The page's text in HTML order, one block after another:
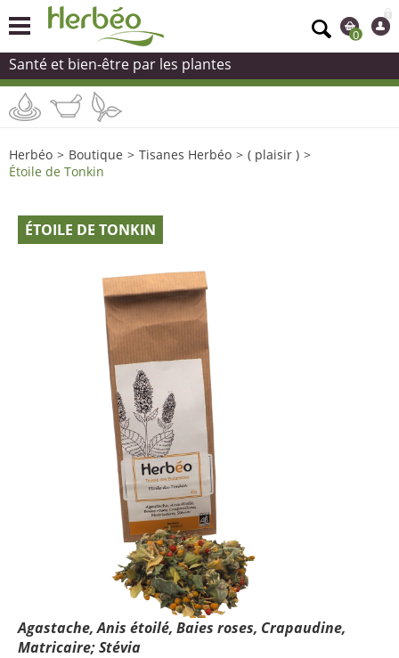
0
Santé et bien-être par les plantes
Herbéo > Boutique > Tisanes Herbéo > ( plaisir ) >
Étoile de Tonkin
ÉTOILE DE TONKIN
Agastache, Anis étoilé, Baies roses, Crapaudine,
Matricaire; Stévia